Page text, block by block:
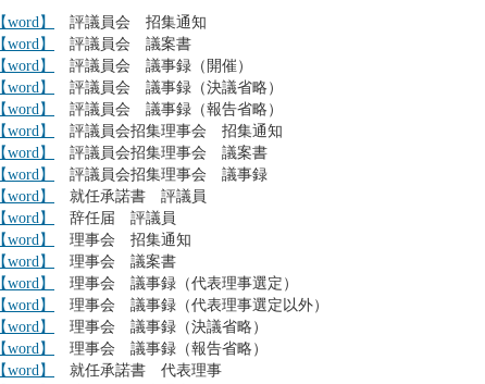
【word】
評議員会 招集通知
【word】
評議員会 議案書
【word】
評議員会 議事録（開催）
【word】
評議員会 議事録（決議省略）
【word】
評議員会 議事録（報告省略）
【word】
評議員会招集理事会 招集通知
【word】
評議員会招集理事会 議案書
【word】
評議員会招集理事会 議事録
【word】
就任承諾書 評議員
【word】
辞任届 評議員
【word】
理事会 招集通知
【word】
理事会 議案書
【word】
理事会 議事録（代表理事選定）
【word】
理事会 議事録（代表理事選定以外）
【word】
理事会 議事録（決議省略）
【word】
理事会 議事録（報告省略）
【word】
就任承諾書 代表理事